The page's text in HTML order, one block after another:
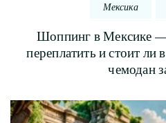
Мексика
Шоппинг в Мексике —
переплатить и стоит ли
чемодан